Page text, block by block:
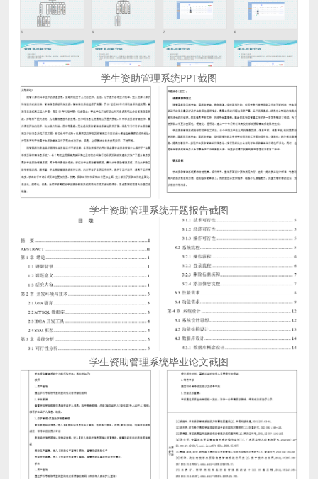
学生资助管理系统PPT截图
学生资助管理系统开题报告截图
学生资助管理系统毕业论文截图